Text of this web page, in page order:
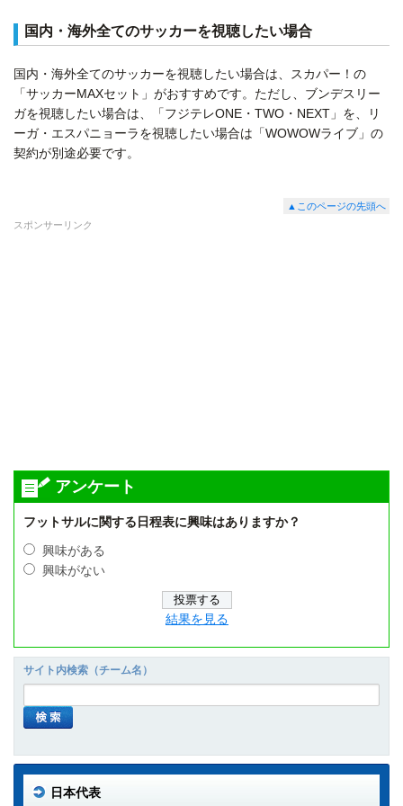
国内・海外全てのサッカーを視聴したい場合
国内・海外全てのサッカーを視聴したい場合は、スカパー！の
「サッカーMAXセット」がおすすめです。ただし、ブンデスリー
ガを視聴したい場合は、「フジテレONE・TWO・NEXT」を、リ
ーガ・エスパニョーラを視聴したい場合は「WOWOWライブ」の
契約が別途必要です。
▲このページの先頭へ
スポンサーリンク
アンケート
フットサルに関する日程表に興味はありますか？
興味がある
興味がない
結果を見る
サイト内検索（チーム名）
日本代表